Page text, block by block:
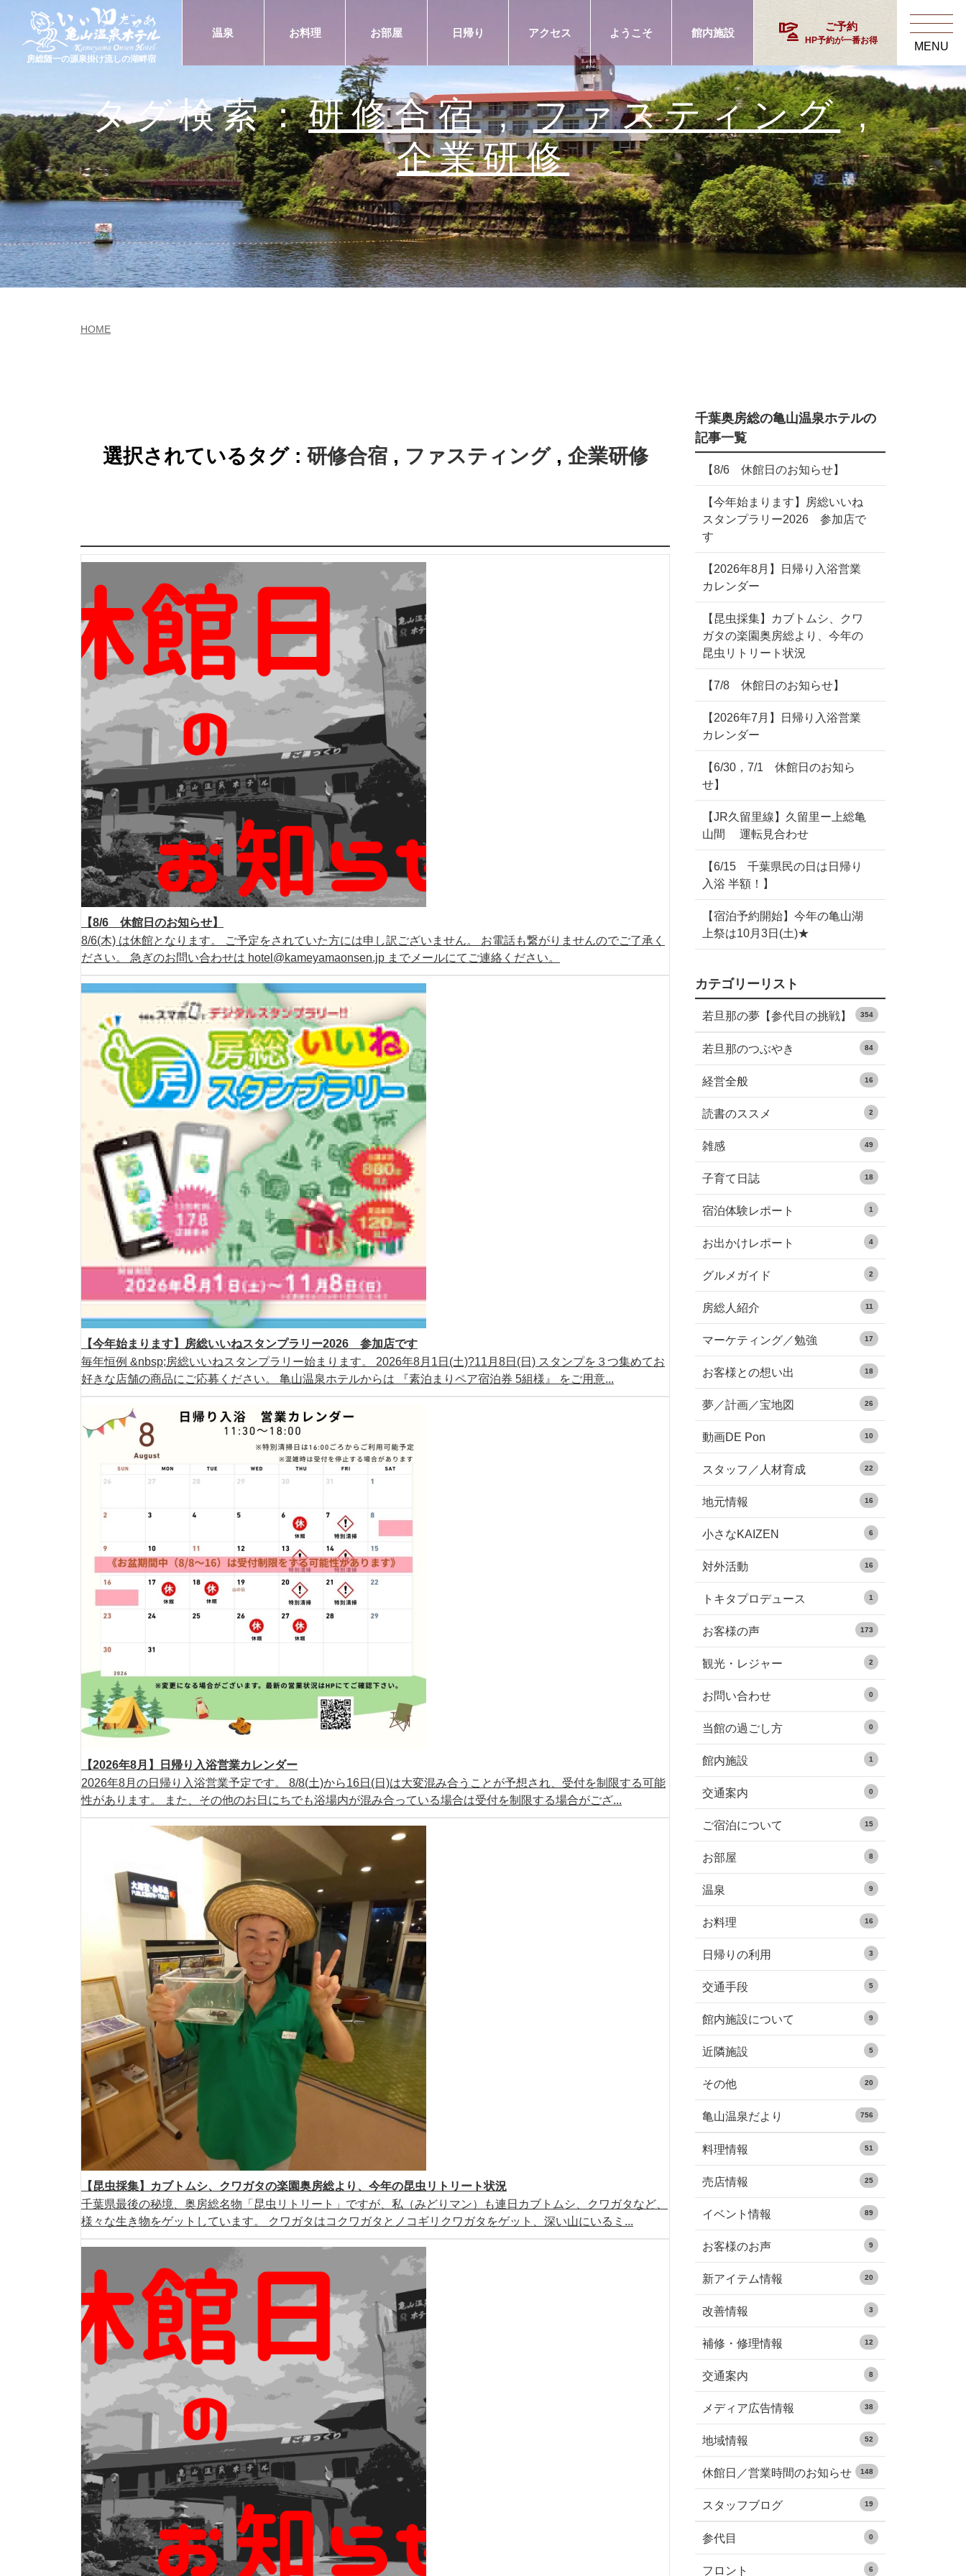
房総随一の源泉掛け流しの湖畔宿
温泉 お料理 お部屋 日帰り アクセス ようこそ 館内施設 concierge ご予約
HP予約が一番お得 MENU
タグ検索：研修合宿,ファスティング,
企業研修
HOME
選択されているタグ : 研修合宿, ファスティング, 企業研修
【8/6 休館日のお知らせ】
8/6(木) は休館となります。 ご予定をされていた方には申し訳ございません。 お電話も繋がりませんのでご了承く
ださい。 急ぎのお問い合わせは hotel@kameyamaonsen.jp までメールにてご連絡ください。
【今年始まります】房総いいねスタンプラリー2026 参加店です
毎年恒例 &nbsp;房総いいねスタンプラリー始まります。 2026年8月1日(土)?11月8日(日) スタンプを３つ集めてお
好きな店舗の商品にご応募ください。 亀山温泉ホテルからは 『素泊まりペア宿泊券 5組様』 をご用意...
【2026年8月】日帰り入浴営業カレンダー
2026年8月の日帰り入浴営業予定です。 8/8(土)から16日(日)は大変混み合うことが予想され、受付を制限する可能
性があります。 また、その他のお日にちでも浴場内が混み合っている場合は受付を制限する場合がござ...
【昆虫採集】カブトムシ、クワガタの楽園奥房総より、今年の昆虫リトリート状況
千葉県最後の秘境、奥房総名物「昆虫リトリート」ですが、私（みどりマン）も連日カブトムシ、クワガタなど、
様々な生き物をゲットしています。 クワガタはコクワガタとノコギリクワガタをゲット、深い山にいるミ...
千葉奥房総の亀山温泉ホテルの
記事一覧
【8/6 休館日のお知らせ】
【今年始まります】房総いいね
スタンプラリー2026 参加店で
す
【2026年8月】日帰り入浴営業
カレンダー
【昆虫採集】カブトムシ、クワ
ガタの楽園奥房総より、今年の
昆虫リトリート状況
【7/8 休館日のお知らせ】
【2026年7月】日帰り入浴営業
カレンダー
【6/30，7/1 休館日のお知ら
せ】
【JR久留里線】久留里ー上総亀
山間 運転見合わせ
【6/15 千葉県民の日は日帰り
入浴 半額！】
【宿泊予約開始】今年の亀山湖
上祭は10月3日(土)★
カテゴリーリスト
若旦那の夢【参代目の挑戦】 354
若旦那のつぶやき 84
経営全般 16
読書のススメ 2
雑感 49
子育て日誌 18
宿泊体験レポート 1
お出かけレポート 4
グルメガイド 2
房総人紹介 11
マーケティング／勉強 17
お客様との想い出 18
夢／計画／宝地図 26
動画DE Pon 10
スタッフ／人材育成 22
地元情報 16
小さなKAIZEN 6
対外活動 16
トキタプロデュース 1
お客様の声 173
観光・レジャー 2
お問い合わせ 0
当館の過ごし方 0
館内施設 1
交通案内 0
ご宿泊について 15
お部屋 8
温泉 9
お料理 16
日帰りの利用 3
交通手段 5
館内施設について 9
近隣施設 5
その他 20
亀山温泉だより 756
料理情報 51
売店情報 25
イベント情報 89
お客様のお声 9
新アイテム情報 20
改善情報 3
補修・修理情報 12
交通案内 8
メディア広告情報 38
地域情報 52
休館日／営業時間のお知らせ 148
スタッフブログ 19
参代目 0
フロント 6